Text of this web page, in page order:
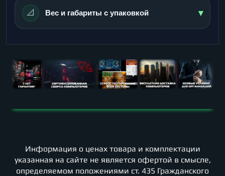
📐 Вес и габариты с упаковкой ▾
Информация о ценах товара и комплектации
указанная на сайте не является офертой в смысле,
определяемом положениями ст. 435 Гражданского